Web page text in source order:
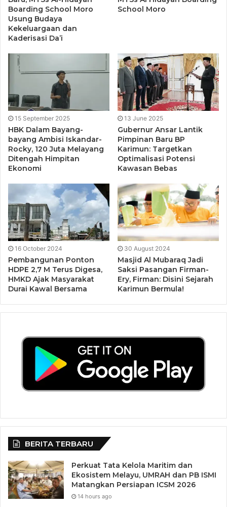
“Terimakasih yang tak terhingga kepada Kapolres Karimun
yang telah sudi menjenguk saya dan memberi bantuan”
Ucap Ibu WAGIRAH
Boarding School Moro
Usung Budaya
Kekeluargaan dan
Kaderisasi Da’i
School Moro
15 September 2025
HBK Dalam Bayang-
bayang Ambisi Iskandar-
Rocky, 120 Juta Melayang
Ditengah Himpitan
Ekonomi
13 June 2025
Gubernur Ansar Lantik
Pimpinan Baru BP
Karimun: Targetkan
Optimalisasi Potensi
Kawasan Bebas
16 October 2024
Pembangunan Ponton
HDPE 2,7 M Terus Digesa,
HMKD Ajak Masyarakat
Durai Kawal Bersama
30 August 2024
Masjid Al Mubaraq Jadi
Saksi Pasangan Firman-
Ery, Firman: Disini Sejarah
Karimun Bermula!
BERITA TERBARU
Perkuat Tata Kelola Maritim dan
Ekosistem Melayu, UMRAH dan PB ISMI
Matangkan Persiapan ICSM 2026
14 hours ago